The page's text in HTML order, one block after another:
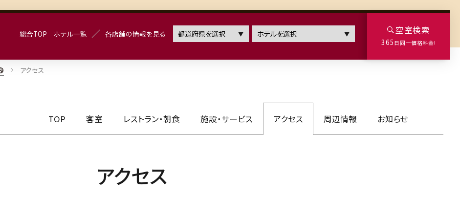
総合TOP ホテル一覧 各店舗の情報を見る 空室検索
365日同一価格料金!
総合TOP ホテル一覧 各店舗の情報を見る
TOP 客室 レストラン・朝食 施設・サービス アクセス 周辺情報 お知らせ
365日同一価格料金!
アクセス
TOP 客室 レストラン・朝食 施設・サービス アクセス 周辺情報 お知らせ
アクセス
香川宇多津店
ご予約・空室検索